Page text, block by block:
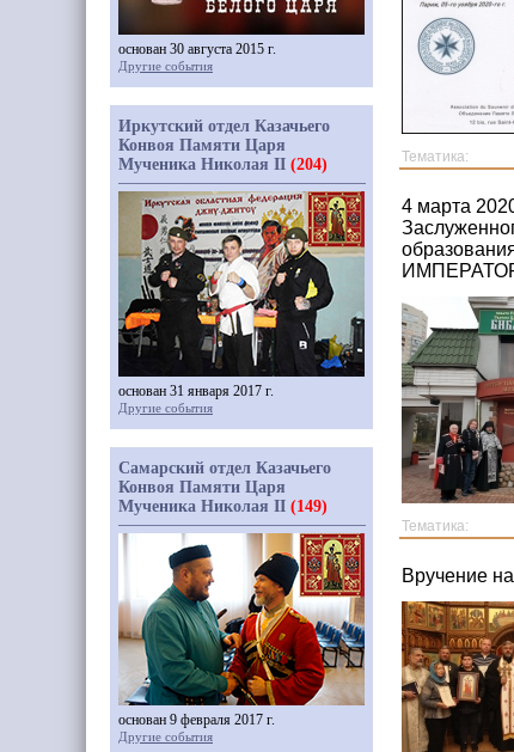
Тематика:
4 марта
Тематика:
Вручение
основан 30 августа 2015 г.
Другие события
Иркутский отдел Казачьего
Конвоя Памяти Царя
Мученика Николая II (204)
основан 31 января 2017 г.
Другие события
Самарский отдел Казачьего
Конвоя Памяти Царя
Мученика Николая II (149)
основан 9 февраля 2017 г.
Другие события